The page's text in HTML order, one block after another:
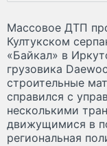
Массовое ДТП
Култукском
«Байкал» в
грузовика
строительные
справился c
несколькими
движущимися в
региональная